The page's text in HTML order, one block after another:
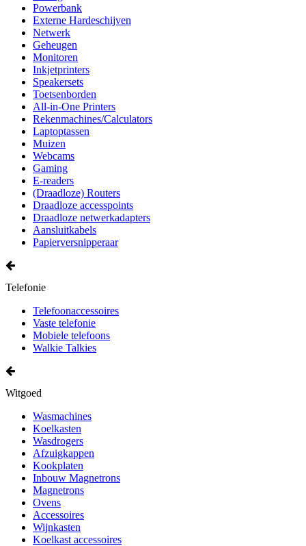
Powerbank
Externe Hardeschijven
Netwerk
Geheugen
Monitoren
Inkjetprinters
Speakersets
Toetsenborden
All-in-One Printers
Rekenmachines/Calculators
Laptoptassen
Muizen
Webcams
Gaming
E-readers
(Draadloze) Routers
Draadloze accesspoints
Draadloze netwerkadapters
Aansluitkabels
Papierversnipperaar
Telefonie
Telefoonaccessoires
Vaste telefonie
Mobiele telefoons
Walkie Talkies
Witgoed
Wasmachines
Koelkasten
Wasdrogers
Afzuigkappen
Kookplaten
Inbouw Magnetrons
Magnetrons
Ovens
Accessoires
Wijnkasten
Koelkast accessoires